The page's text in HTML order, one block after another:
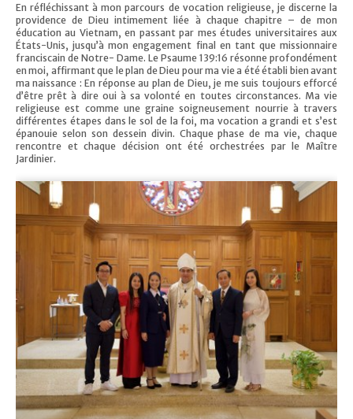
En réfléchissant à mon parcours de vocation religieuse, je discerne la
providence de Dieu intimement liée à chaque chapitre – de mon
éducation au Vietnam, en passant par mes études universitaires aux
États-Unis, jusqu’à mon engagement final en tant que missionnaire
franciscain de Notre- Dame. Le Psaume 139:16 résonne profondément
en moi, affirmant que le plan de Dieu pour ma vie a été établi bien avant
ma naissance : En réponse au plan de Dieu, je me suis toujours efforcé
d’être prêt à dire oui à sa volonté en toutes circonstances. Ma vie
religieuse est comme une graine soigneusement nourrie à travers
différentes étapes dans le sol de la foi, ma vocation a grandi et s’est
épanouie selon son dessein divin. Chaque phase de ma vie, chaque
rencontre et chaque décision ont été orchestrées par le Maître
Jardinier.